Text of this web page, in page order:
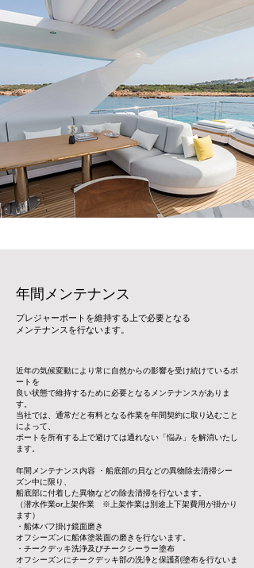
年間メンテナンス
プレジャーボートを維持する上で必要となる
メンテナンスを行ないます。
近年の気候変動により常に自然からの影響を受け続けているボ
ートを
良い状態で維持するために必要となるメンテナンスがありま
す。
当社では、通常だと有料となる作業を年間契約に取り込むこと
によって、
ボートを所有する上で避けては通れない「悩み」を解消いたし
ます。
年間メンテナンス内容 ・船底部の貝などの異物除去清掃シー
ズン中に限り、
船底部に付着した異物などの除去清掃を行ないます。
（潜水作業or上架作業 ※上架作業は別途上下架費用が掛かり
ます）
・船体バフ掛け鏡面磨き
オフシーズンに船体塗装面の磨きを行ないます。
・チークデッキ洗浄及びチークシーラー塗布
オフシーズンにチークデッキ部の洗浄と保護剤塗布を行ないま